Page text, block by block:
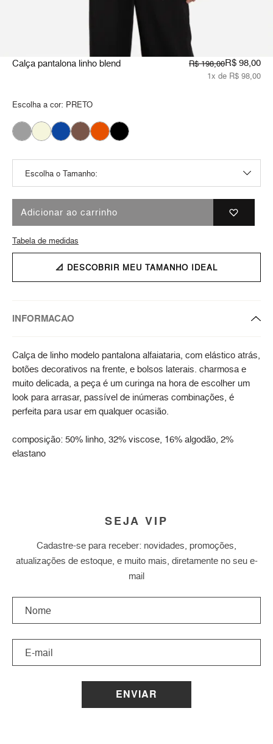
Calça pantalona linho blend R$ 198,00R$ 98,00
1x de R$ 98,00
Escolha a cor: PRETO
Adicionar ao carrinho
Tabela de medidas
📐 DESCOBRIR MEU TAMANHO IDEAL
INFORMACAO
Calça de linho modelo pantalona alfaiataria, com elástico atrás,
botões decorativos na frente, e bolsos laterais. charmosa e
muito delicada, a peça é um curinga na hora de escolher um
look para arrasar, passível de inúmeras combinações, é
perfeita para usar em qualquer ocasião.
composição: 50% linho, 32% viscose, 16% algodão, 2%
elastano
SEJA VIP
Cadastre-se para receber: novidades, promoções,
atualizações de estoque, e muito mais, diretamente no seu e-
mail
ENVIAR